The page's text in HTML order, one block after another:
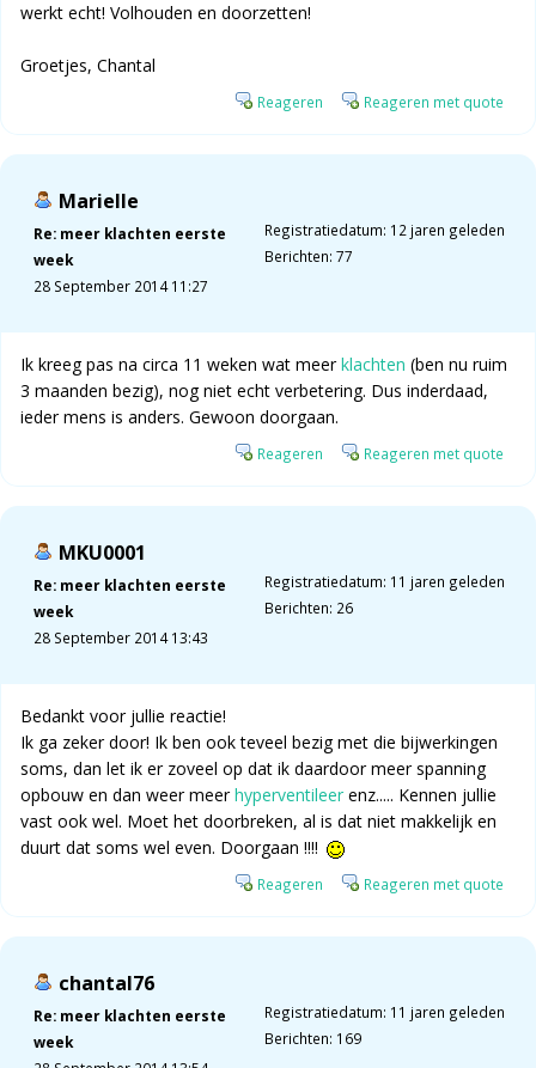
werkt echt! Volhouden en doorzetten!
Groetjes, Chantal
Reageren Reageren met quote
Marielle
Re: meer klachten eerste
week
28 September 2014 11:27
Registratiedatum: 12 jaren geleden
Berichten: 77
Ik kreeg pas na circa 11 weken wat meerklachten (ben nu ruim
3 maanden bezig), nog niet echt verbetering. Dus inderdaad,
ieder mens is anders. Gewoon doorgaan.
Reageren Reageren met quote
MKU0001
Re: meer klachten eerste
week
28 September 2014 13:43
Registratiedatum: 11 jaren geleden
Berichten: 26
Bedankt voor jullie reactie!
Ik ga zeker door! Ik ben ook teveel bezig met die bijwerkingen
soms, dan let ik er zoveel op dat ik daardoor meer spanning
opbouw en dan weer meerhyperventileer enz..... Kennen jullie
vast ook wel. Moet het doorbreken, al is dat niet makkelijk en
duurt dat soms wel even. Doorgaan !!!!
Reageren Reageren met quote
chantal76
Re: meer klachten eerste
week
Registratiedatum: 11 jaren geleden
Berichten: 169